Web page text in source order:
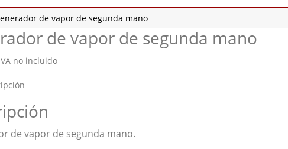
de vapor de segunda mano
de vapor de segunda mano
no incluido
de vapor de segunda mano.